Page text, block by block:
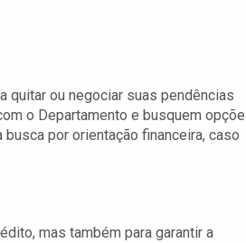
quitar ou negociar suas pendências
o Departamento e busquem
por orientação financeira, caso
mas também para garantir a